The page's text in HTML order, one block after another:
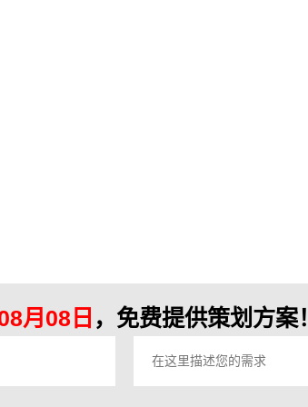
月08日 ，免费提供策划方案